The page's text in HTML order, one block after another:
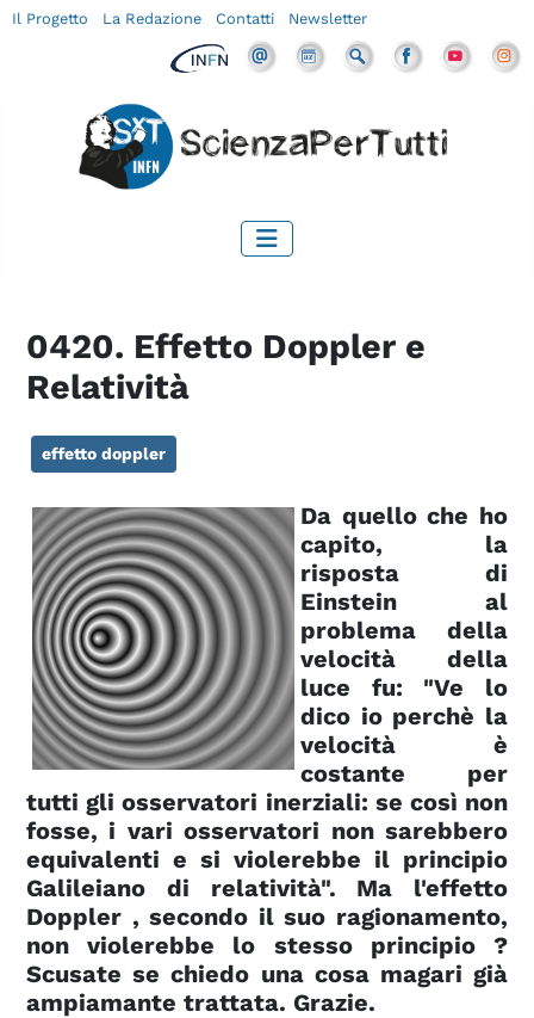
Il Progetto La Redazione Contatti Newsletter
0420. Effetto Doppler e
Relatività
effetto doppler
Da quello che ho
capito, la
risposta di
Einstein al
problema della
velocità della
luce fu: "Ve lo
dico io perchè la
velocità è
costante per
tutti gli osservatori inerziali: se così non
fosse, i vari osservatori non sarebbero
equivalenti e si violerebbe il principio
Galileiano di relatività". Ma l'effetto
Doppler , secondo il suo ragionamento,
non violerebbe lo stesso principio ?
Scusate se chiedo una cosa magari già
ampiamante trattata. Grazie.